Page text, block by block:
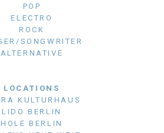
POP
ELECTRO
ROCK
SONGWRITER
ALTERNATIVE
LOCATIONS
KULTURHAUS
LIDO BERLIN
HOLE BERLIN